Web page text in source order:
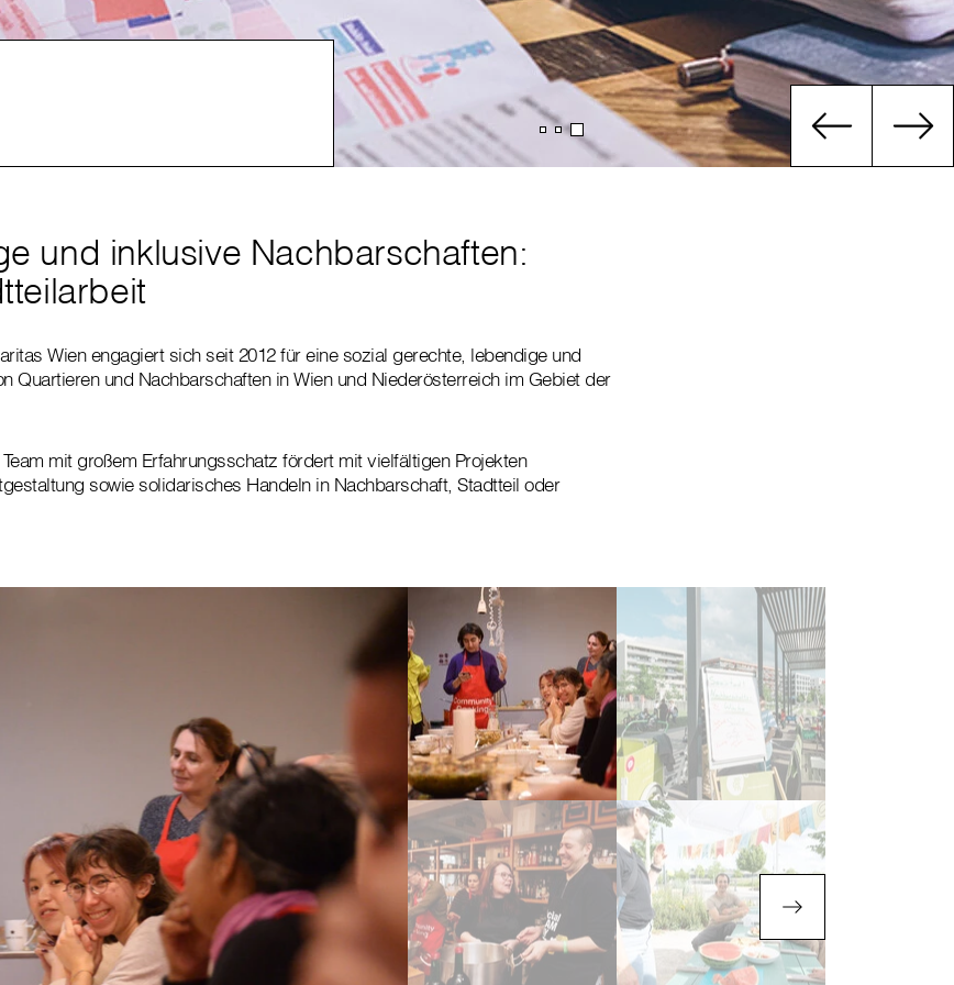
und inklusive Nachbarschaften:
Wien engagiert sich seit 2012 für eine sozial gerechte, lebendige und
Quartieren und Nachbarschaften in Wien und Niederösterreich im Gebiet der
mit großem Erfahrungsschatz fördert mit vielfältigen Projekten
sowie solidarisches Handeln in Nachbarschaft, Stadtteil oder